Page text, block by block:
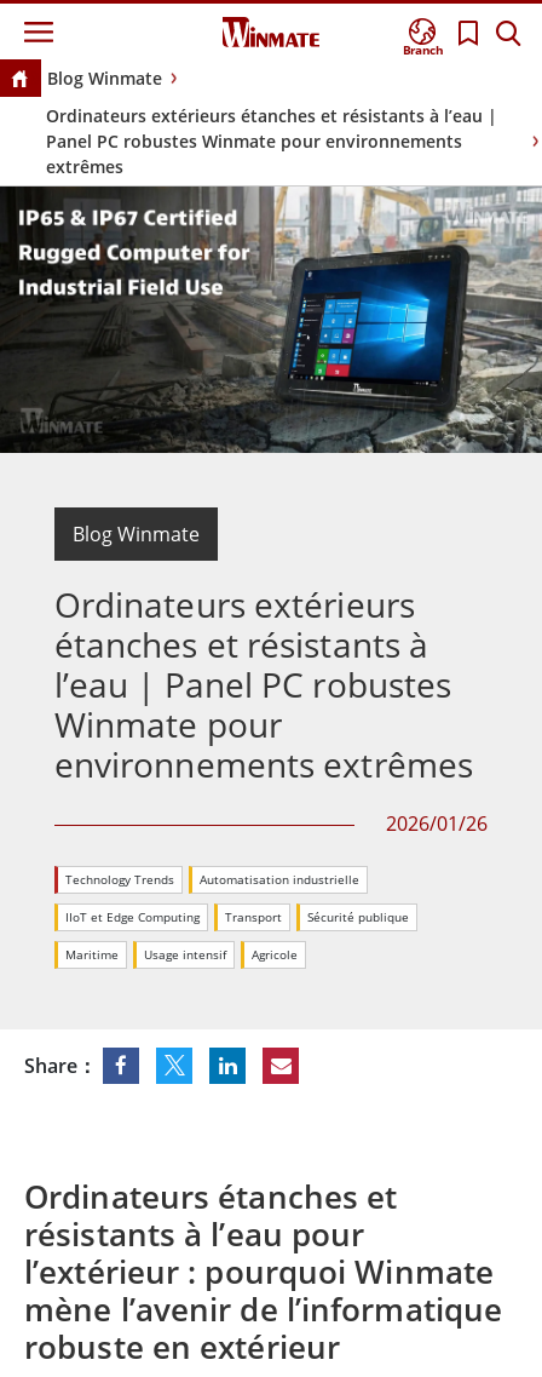
Branch
Blog Winmate
Ordinateurs extérieurs étanches et résistants à l’eau |
Panel PC robustes Winmate pour environnements
extrêmes
Blog Winmate
Ordinateurs extérieurs
étanches et résistants à
l’eau | Panel PC robustes
Winmate pour
environnements extrêmes
2026/01/26
Technology Trends Automatisation industrielle
IIoT et Edge Computing Transport Sécurité publique
Maritime Usage intensif Agricole
Share：
Ordinateurs étanches et
résistants à l’eau pour
l’extérieur : pourquoi Winmate
mène l’avenir de l’informatique
robuste en extérieur